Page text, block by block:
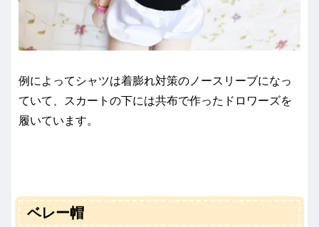
例によってシャツは着膨れ対策のノースリーブになっ
ていて、スカートの下には共布で作ったドロワーズを
履いています。
ベレー帽